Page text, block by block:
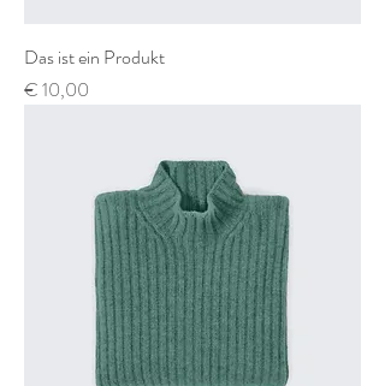
Das ist ein Produkt
Preis
€ 10,00